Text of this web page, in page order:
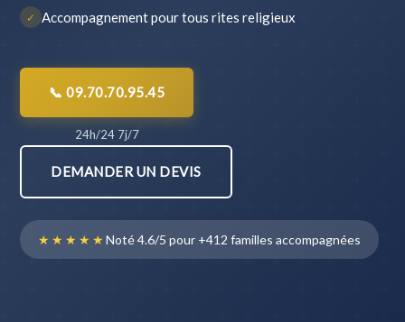
✓ Accompagnement pour tous rites religieux
📞 09.70.70.95.45
24h/24 7j/7
DEMANDER UN DEVIS
★★★★★Noté 4.6/5 pour +412 familles accompagnées